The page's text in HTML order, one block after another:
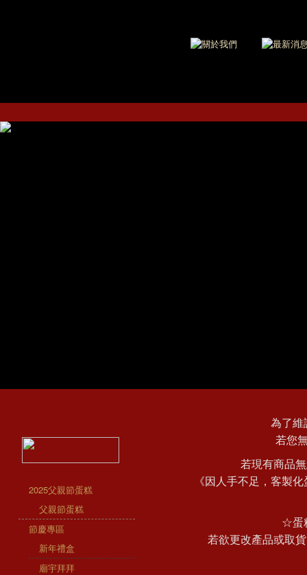
2025父親節蛋糕
父親節蛋糕
節慶專區
新年禮盒
廟宇拜拜
為了維
若您
若現有商品
《因人手不足，客製
☆蛋
若欲更改產品或取